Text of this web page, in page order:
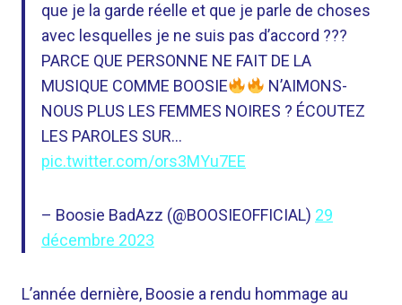
que je la garde réelle et que je parle de choses
avec lesquelles je ne suis pas d’accord ???
PARCE QUE PERSONNE NE FAIT DE LA
MUSIQUE COMME BOOSIE
N’AIMONS-
NOUS PLUS LES FEMMES NOIRES ? ÉCOUTEZ
LES PAROLES SUR…
pic.twitter.com/ors3MYu7EE
– Boosie BadAzz (@BOOSIEOFFICIAL) 29
décembre 2023
L’année dernière, Boosie a rendu hommage au